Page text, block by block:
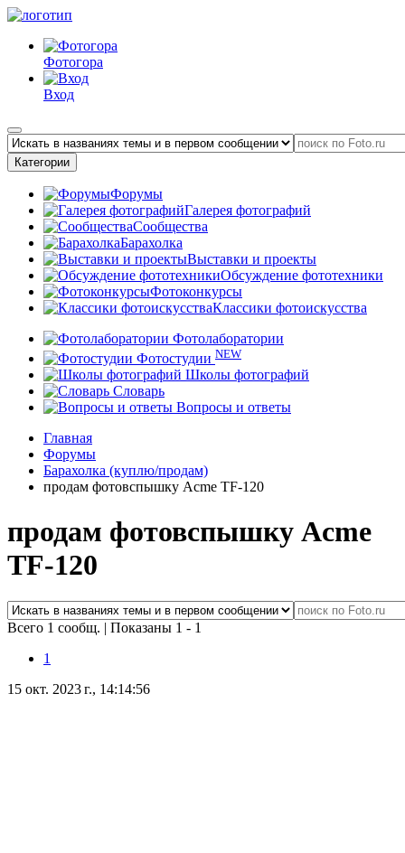
Фотогора
Вход
Категории
Форумы
Галерея фотографий
Сообщества
Барахолка
Выставки и проекты
Обсуждение фототехники
Фотоконкурсы
Классики фотоискусства
Фотолаборатории
Фотостудии NEW
Школы фотографий
Словарь
Вопросы и ответы
Главная
Форумы
Барахолка (куплю/продам)
продам фотовспышку Acme TF-120
продам фотовспышку Acme
TF-120
Всего 1 сообщ. | Показаны 1 - 1
1
15 окт. 2023 г., 14:14:56